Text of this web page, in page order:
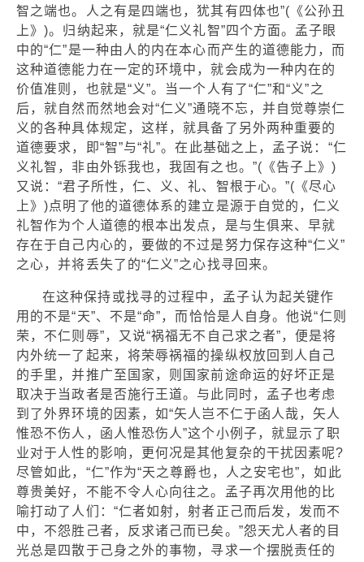
智之端也。人之有是四端也，犹其有四体也”(《公孙丑
上》)。归纳起来，就是“仁义礼智”四个方面。孟子眼
中的“仁”是一种由人的内在本心而产生的道德能力，而
这种道德能力在一定的环境中，就会成为一种内在的
价值准则，也就是“义”。当一个人有了“仁”和“义”之
后，就自然而然地会对“仁义”通晓不忘，并自觉尊崇仁
义的各种具体规定，这样，就具备了另外两种重要的
道德要求，即“智”与“礼”。在此基础之上，孟子说：“仁
义礼智，非由外铄我也，我固有之也。”(《告子上》)
又说：“君子所性，仁、义、礼、智根于心。”(《尽心
上》)点明了他的道德体系的建立是源于自觉的，仁义
礼智作为个人道德的根本出发点，是与生俱来、早就
存在于自己内心的，要做的不过是努力保存这种“仁义”
之心，并将丢失了的“仁义”之心找寻回来。
在这种保持或找寻的过程中，孟子认为起关键作
用的不是“天”、不是“命”，而恰恰是人自身。他说“仁则
荣，不仁则辱”，又说“祸福无不自己求之者”，便是将
内外统一了起来，将荣辱祸福的操纵权放回到人自己
的手里，并推广至国家，则国家前途命运的好坏正是
取决于当政者是否施行王道。与此同时，孟子也考虑
到了外界环境的因素，如“矢人岂不仁于函人哉，矢人
惟恐不伤人，函人惟恐伤人”这个小例子，就显示了职
业对于人性的影响，更何况是其他复杂的干扰因素呢?
尽管如此，“仁”作为“天之尊爵也，人之安宅也”，如此
尊贵美好，不能不令人心向往之。孟子再次用他的比
喻打动了人们：“仁者如射，射者正己而后发，发而不
中，不怨胜己者，反求诸己而已矣。”怨天尤人者的目
光总是四散于己身之外的事物，寻求一个摆脱责任的